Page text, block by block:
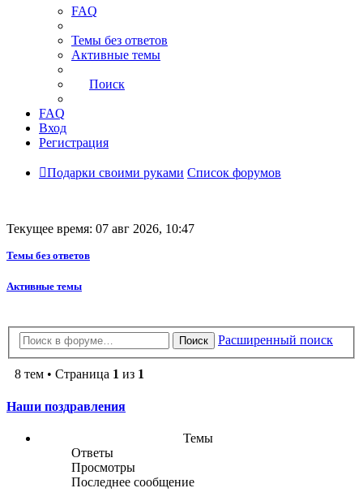
FAQ
Темы без ответов
Активные темы
Поиск
FAQ
Вход
Регистрация
Подарки своими руками Список форумов
Текущее время: 07 авг 2026, 10:47
Темы без ответов
Активные темы
Поиск Расширенный поиск
8 тем • Страница 1 из 1
Наши поздравления
Темы
Ответы
Просмотры
Последнее сообщение